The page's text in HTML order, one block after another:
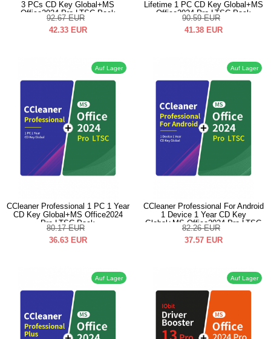
3 PCs CD Key Global+MS
Office2024 Pro LTSC Pack
92.67 EUR
42.33 EUR
Lifetime 1 PC CD Key Global+MS
Office2024 Pro LTSC Pack
90.59 EUR
41.38 EUR
Auf Lager
CCleaner Professional 1 PC 1 Year
CD Key Global+MS Office2024
Pro LTSC Pack
80.17 EUR
36.63 EUR
Auf Lager
CCleaner Professional For Android
1 Device 1 Year CD Key
Global+MS Office2024 Pro LTSC
Pack
82.26 EUR
37.57 EUR
Auf Lager Auf Lager